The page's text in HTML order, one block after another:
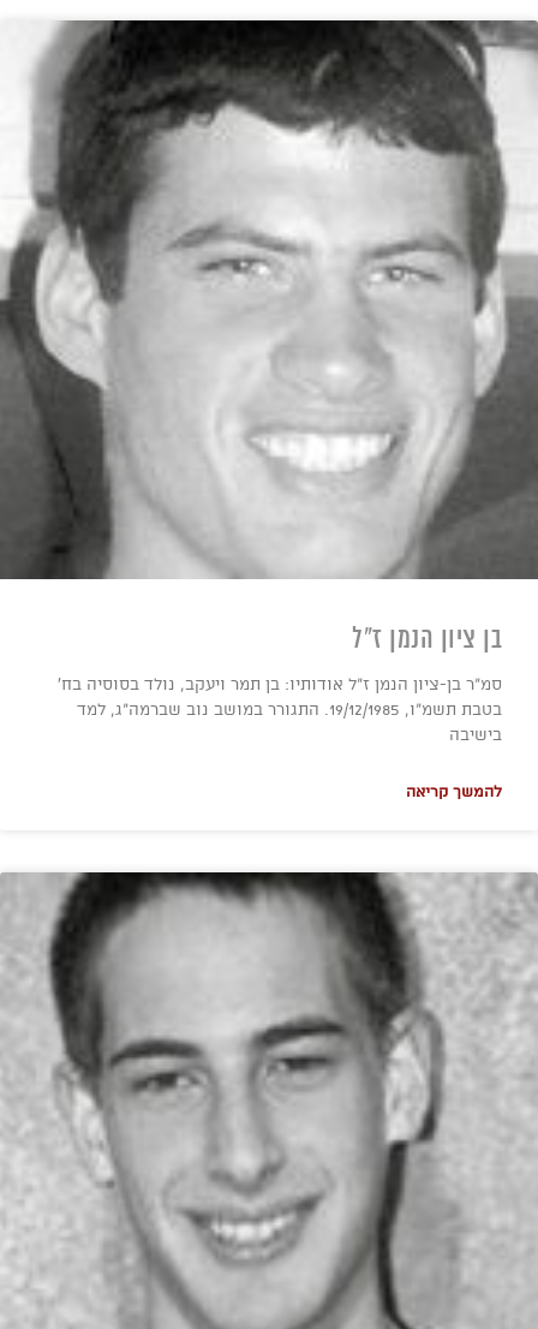
בן ציון הנמן ז"ל
סמ"ר בן-ציון הנמן ז"ל אודותיו: בן תמר ויעקב, נולד בסוסיה בח'
בטבת תשמ"ו, 19/12/1985. התגורר במושב נוב שברמה"ג, למד
בישיבה
להמשך קריאה